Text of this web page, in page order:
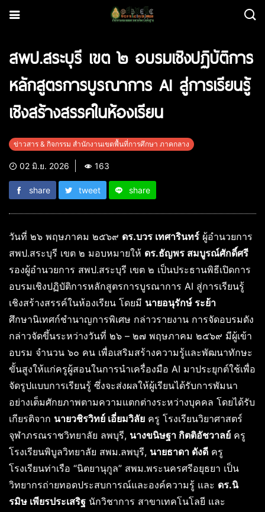
สพป.สระบุรี เขต ๒ อบรมเชิงปฏิบัติการ
หลักสูตรการบูรณาการ AI สู่การเรียนรู้
เชิงสร้างสรรค์ในห้องเรียน
ข่าวสาร & กิจกรรม สำนักงานเขตพื้นที่การศึกษา ภาคกลาง
02 มิ.ย. 2026 163
share tweet share
วันที่ ๒๖ พฤษภาคม ๒๕๖๙ ดร.บวร เทศารินทร์ ผู้อำนวยการ
สพป.สระบุรี เขต ๒ มอบหมายให้ ดร.ธัญพร สมบูรณ์ศักดิ์ศรี
รองผู้อำนวยการ สพป.สระบุรี เขต ๒ เป็นประธานพิธีเปิดการ
อบรมเชิงปฏิบัติการหลักสูตรการบูรณาการ AI สู่การเรียนรู้
เชิงสร้างสรรค์ในห้องเรียน โดยมี นายอนุรักษ์ ระย้า
ศึกษานิเทศก์ชำนาญการพิเศษ กล่าวรายงาน การจัดอบรมดัง
กล่าวจัดขึ้นระหว่างวันที่ ๒๖ – ๒๗ พฤษภาคม ๒๕๖๙ มีผู้เข้า
อบรม จำนวน ๖๐ คน เพื่อเสริมสร้างความรู้และพัฒนาทักษะ
ขั้นสูงให้แก่ครูผู้สอนในการนำเครื่องมือ AI มาประยุกต์ใช้เพื่อ
จัดรูปแบบการเรียนรู้ ซึ่งจะส่งผลให้ผู้เรียนได้รับการพัมนา
อย่างเต็มศักยภาพตามความแตกต่างระหว่างบุคคล โดยได้รับ
เกียรติจาก นายวชิรวิทย์ เอี่ยมวิลัย ครู โรงเรียนวิยาศาสตร์
จุฬาภรณราชวิทยาลัย ลพบุรี, นางขนิษฐา กิตติอัชวาลย์ ครู
โรงเรียนพิบูลวิทยาลัย สพม.ลพบุรี, นายธาดา ดังดี ครู
โรงเรียนท่าเรือ “นิตยานุกูล” สพม.พระนครศรีอยุธยา เป็น
วิทยากรถ่ายทอดประสบการณ์และองค์ความรู้ และ ดร.นิ
รมิษ เพียรประเสริฐ นักวิชาการ สาขาเทคโนโลยี และ